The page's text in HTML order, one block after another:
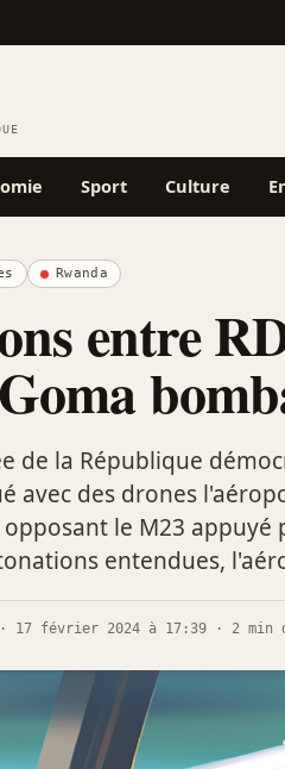
Sport Culture
Rwanda
entre
de la République
avec des drones
le M23 appuyé
entendues,
· 17 février 2024 à 17:39 · 2 min